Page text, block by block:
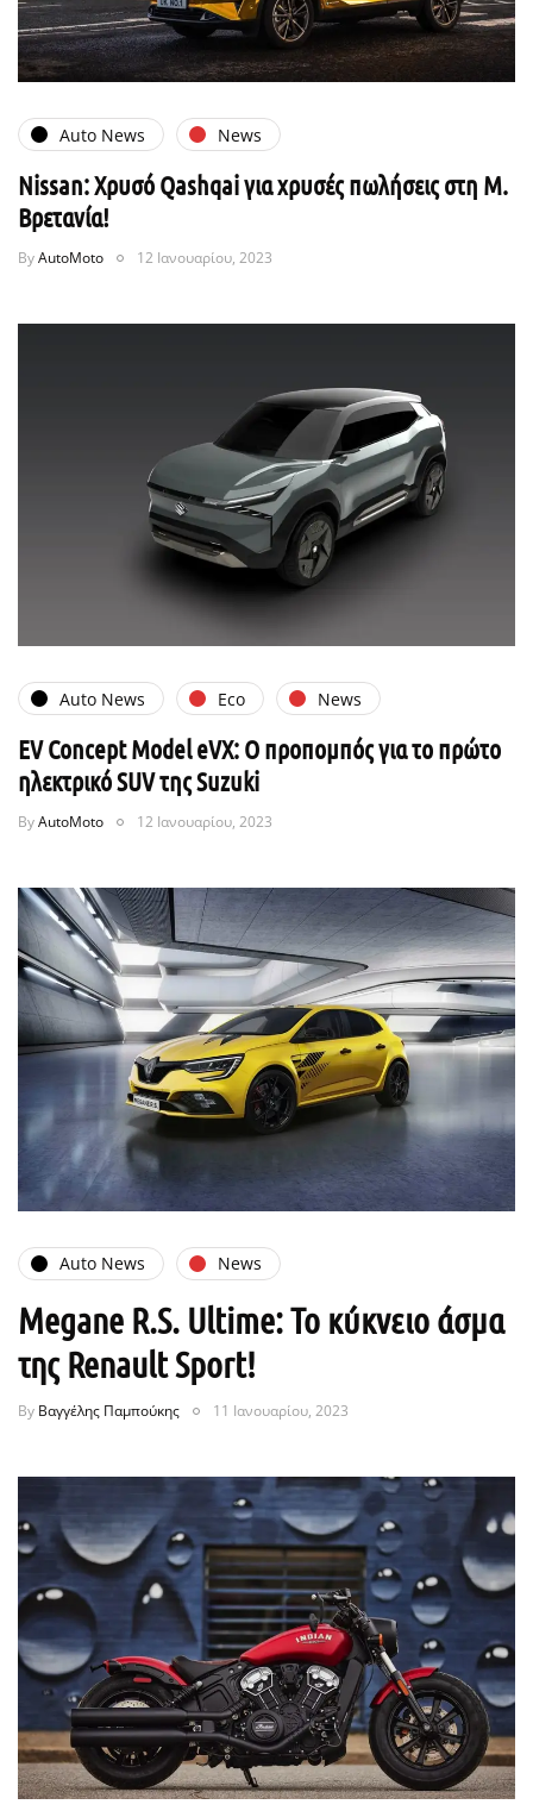
Auto News News
Nissan: Χρυσό Qashqai για χρυσές πωλήσεις στη Μ.
Βρετανία!
ByAutoMoto 12 Ιανουαρίου, 2023
Auto News Eco News
EV Concept Model eVX: Ο προπομπός για το πρώτο
ηλεκτρικό SUV της Suzuki
ByAutoMoto 12 Ιανουαρίου, 2023
Auto News News
Megane R.S. Ultime: Το κύκνειο άσμα
της Renault Sport!
By Βαγγέλης Παμπούκης 11 Ιανουαρίου, 2023